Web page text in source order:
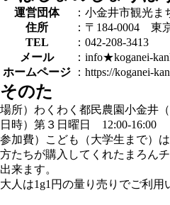
運営団体
：小金井市観光
住所
：〒184-0004 東
TEL
：042-208-3413
メール
：info★koganei-
ホームページ
：https://koganei-
そのた
場所）わくわく都民農園小金井（
日時）第３日曜日 12:00-16:00
参加費）こども（大学生まで）
方たちが購入してくれたまろん
出来ます。
大人は1g1円の量り売りでご利用